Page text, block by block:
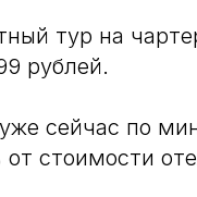
тур на
рублей.
сейчас по
стоимости